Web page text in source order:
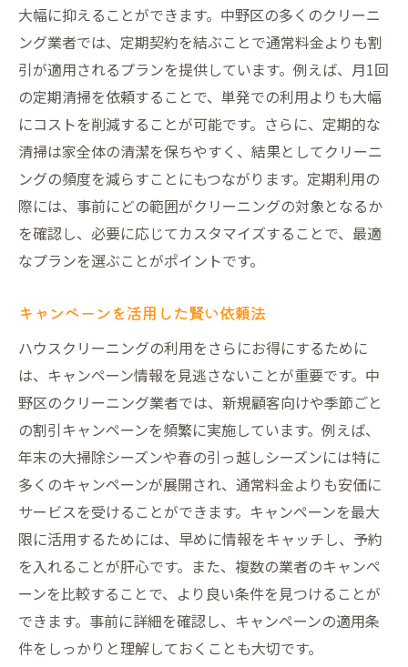
大幅に抑えることができます。中野区の多くのクリーニ
ング業者では、定期契約を結ぶことで通常料金よりも割
引が適用されるプランを提供しています。例えば、月1回
の定期清掃を依頼することで、単発での利用よりも大幅
にコストを削減することが可能です。さらに、定期的な
清掃は家全体の清潔を保ちやすく、結果としてクリーニ
ングの頻度を減らすことにもつながります。定期利用の
際には、事前にどの範囲がクリーニングの対象となるか
を確認し、必要に応じてカスタマイズすることで、最適
なプランを選ぶことがポイントです。
キャンペーンを活用した賢い依頼法
ハウスクリーニングの利用をさらにお得にするために
は、キャンペーン情報を見逃さないことが重要です。中
野区のクリーニング業者では、新規顧客向けや季節ごと
の割引キャンペーンを頻繁に実施しています。例えば、
年末の大掃除シーズンや春の引っ越しシーズンには特に
多くのキャンペーンが展開され、通常料金よりも安価に
サービスを受けることができます。キャンペーンを最大
限に活用するためには、早めに情報をキャッチし、予約
を入れることが肝心です。また、複数の業者のキャンペ
ーンを比較することで、より良い条件を見つけることが
できます。事前に詳細を確認し、キャンペーンの適用条
件をしっかりと理解しておくことも大切です。